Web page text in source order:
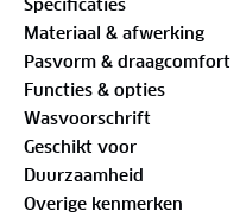
en waterafstotend
waterdichtheid van
vermogen van 3000 g/
comfortabel, zelfs bij
De zachte microfleece
warmte, terwijl het
Specificaties
Materiaal & afwerking
Pasvorm & draagcomfort
Functies & opties
Wasvoorschrift
Geschikt voor
Duurzaamheid
Overige kenmerken